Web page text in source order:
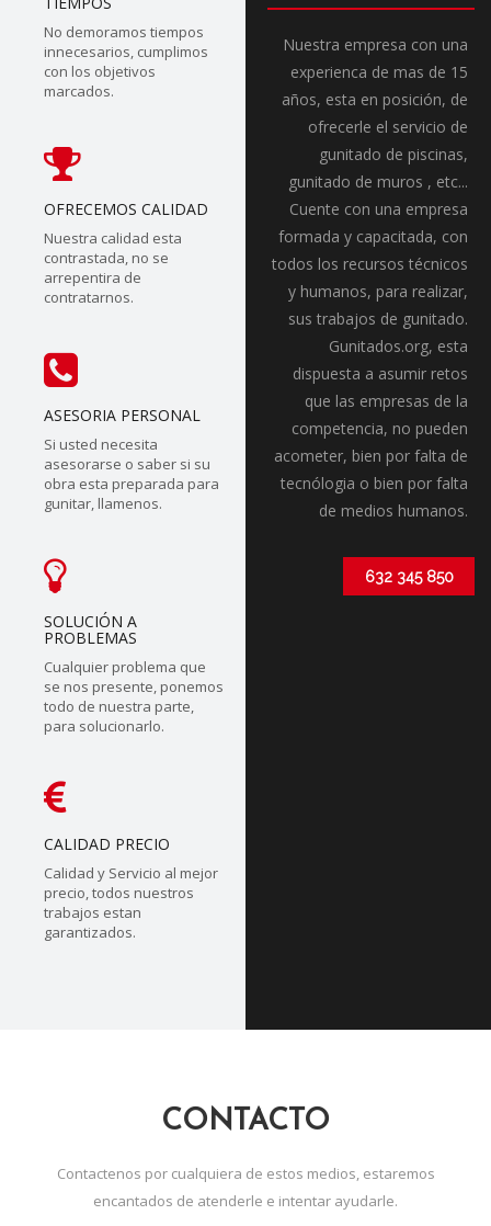
No demoramos tiempos
innecesarios, cumplimos
con los objetivos
marcados.
OFRECEMOS CALIDAD
Nuestra calidad esta
contrastada, no se
arrepentira de
contratarnos.
ASESORIA PERSONAL
Si usted necesita
asesorarse o saber si su
obra esta preparada para
gunitar, llamenos.
SOLUCIÓN A
PROBLEMAS
Cualquier problema que
se nos presente, ponemos
todo de nuestra parte,
para solucionarlo.
CALIDAD PRECIO
Calidad y Servicio al mejor
precio, todos nuestros
trabajos estan
garantizados.
Nuestra empresa con una
experienca de mas de 15
años, esta en posición, de
ofrecerle el servicio de
gunitado de piscinas,
gunitado de muros , etc...
Cuente con una empresa
formada y capacitada, con
todos los recursos técnicos
y humanos, para realizar,
sus trabajos de gunitado.
Gunitados.org, esta
dispuesta a asumir retos
que las empresas de la
competencia, no pueden
acometer, bien por falta de
tecnólogia o bien por falta
de medios humanos.
632 345 850
CONTACTO
Contactenos por cualquiera de estos medios, estaremos
encantados de atenderle e intentar ayudarle.